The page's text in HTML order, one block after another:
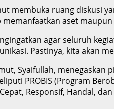
membuka ruang diskusi
aset
agar seluruh
Pastinya, kita akan
Syaifullah,
PROBIS (Program
Responsif, Handal,